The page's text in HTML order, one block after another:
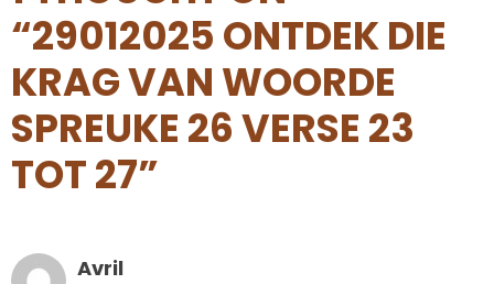
“29012025 ONTDEK DIE
KRAG VAN WOORDE
SPREUKE 26 VERSE 23
TOT 27”
Avril